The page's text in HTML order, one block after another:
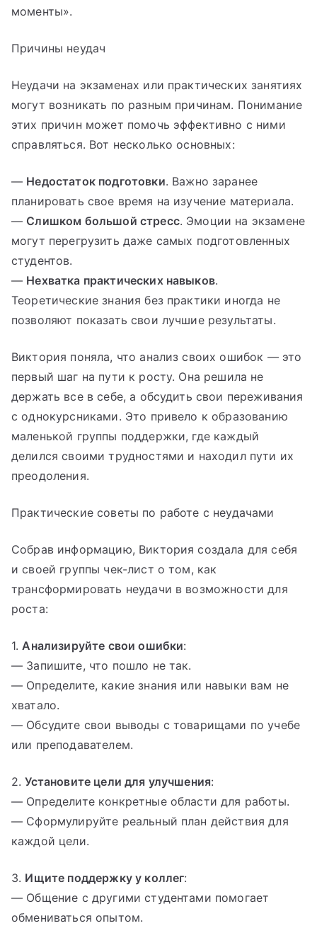
моменты».
Причины неудач
Неудачи на экзаменах или практических занятиях
могут возникать по разным причинам. Понимание
этих причин может помочь эффективно с ними
справляться. Вот несколько основных:
— Недостаток подготовки. Важно заранее
планировать свое время на изучение материала.
— Слишком большой стресс. Эмоции на экзамене
могут перегрузить даже самых подготовленных
студентов.
— Нехватка практических навыков.
Теоретические знания без практики иногда не
позволяют показать свои лучшие результаты.
Виктория поняла, что анализ своих ошибок — это
первый шаг на пути к росту. Она решила не
держать все в себе, а обсудить свои переживания
с однокурсниками. Это привело к образованию
маленькой группы поддержки, где каждый
делился своими трудностями и находил пути их
преодоления.
Практические советы по работе с неудачами
Собрав информацию, Виктория создала для себя
и своей группы чек-лист о том, как
трансформировать неудачи в возможности для
роста:
1.Анализируйте свои ошибки:
— Запишите, что пошло не так.
— Определите, какие знания или навыки вам не
хватало.
— Обсудите свои выводы с товарищами по учебе
или преподавателем.
2.Установите цели для улучшения:
— Определите конкретные области для работы.
— Сформулируйте реальный план действия для
каждой цели.
3. Ищите поддержку у коллег:
— Общение с другими студентами помогает
обмениваться опытом.